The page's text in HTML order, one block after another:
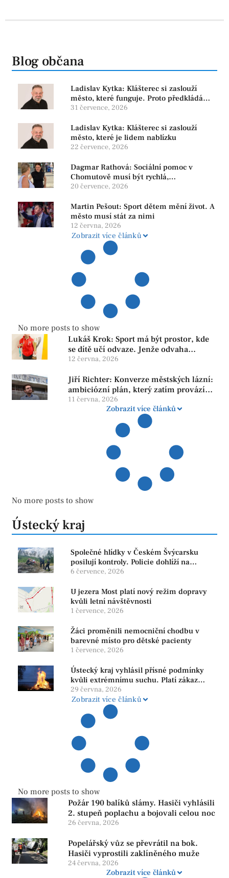
Blog občana
Ladislav Kytka: Klášterec si zaslouží
město, které funguje. Proto předkládáme
program, který řeší skutečné problémy
31 července, 2026
Ladislav Kytka: Klášterec si zaslouží
město, které je lidem nablízku
22 července, 2026
Dagmar Rathová: Sociální pomoc v
Chomutově musí být rychlá,
srozumitelná a férová. Ne udržovat lidi v
20 července, 2026
Martin Pešout: Sport dětem mění život. A
město musí stát za nimi
12 června, 2026
Zobrazit více článků
No more posts to show
Lukáš Krok: Sport má být prostor, kde
se dítě učí odvaze. Jenže odvaha
neroste tam, kde se bojí udělat chybu.
12 června, 2026
Jiří Richter: Konverze městských lázní:
ambiciózní plán, který zatím provází
více otazníků než jistot
11 června, 2026
Zobrazit více článků
No more posts to show
Ústecký kraj
Společné hlídky v Českém Švýcarsku
posilují kontroly. Policie dohlíží na
bezpečnost i ochranu přírody
6 července, 2026
U jezera Most platí nový režim dopravy
kvůli letní návštěvnosti
1 července, 2026
Žáci proměnili nemocniční chodbu v
barevné místo pro dětské pacienty
1 července, 2026
Ústecký kraj vyhlásil přísné podmínky
kvůli extrémnímu suchu. Platí zákaz
ohňů i pyrotechniky
29 června, 2026
Zobrazit více článků
No more posts to show
Požár 190 balíků slámy. Hasiči vyhlásili
2. stupeň poplachu a bojovali celou noc
26 června, 2026
Popelářský vůz se převrátil na bok.
Hasiči vyprostili zaklíněného muže
24 června, 2026
Zobrazit více článků